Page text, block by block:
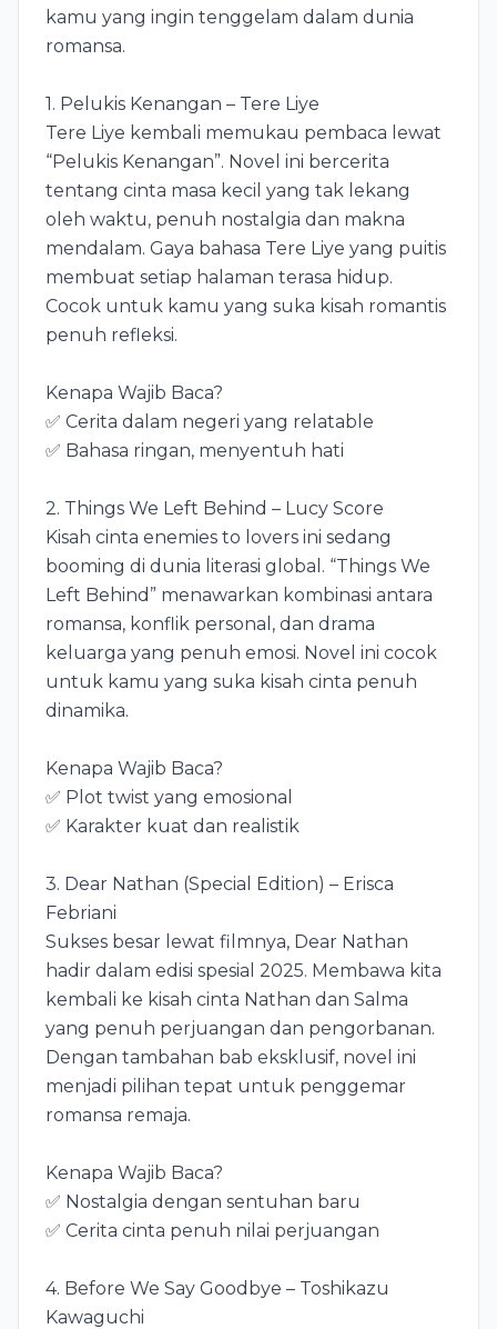
kamu yang ingin tenggelam dalam dunia
romansa.
1. Pelukis Kenangan – Tere Liye
Tere Liye kembali memukau pembaca lewat
“Pelukis Kenangan”. Novel ini bercerita
tentang cinta masa kecil yang tak lekang
oleh waktu, penuh nostalgia dan makna
mendalam. Gaya bahasa Tere Liye yang puitis
membuat setiap halaman terasa hidup.
Cocok untuk kamu yang suka kisah romantis
penuh refleksi.
Kenapa Wajib Baca?
✅ Cerita dalam negeri yang relatable
✅ Bahasa ringan, menyentuh hati
2. Things We Left Behind – Lucy Score
Kisah cinta enemies to lovers ini sedang
booming di dunia literasi global. “Things We
Left Behind” menawarkan kombinasi antara
romansa, konflik personal, dan drama
keluarga yang penuh emosi. Novel ini cocok
untuk kamu yang suka kisah cinta penuh
dinamika.
Kenapa Wajib Baca?
✅ Plot twist yang emosional
✅ Karakter kuat dan realistik
3. Dear Nathan (Special Edition) – Erisca
Febriani
Sukses besar lewat filmnya, Dear Nathan
hadir dalam edisi spesial 2025. Membawa kita
kembali ke kisah cinta Nathan dan Salma
yang penuh perjuangan dan pengorbanan.
Dengan tambahan bab eksklusif, novel ini
menjadi pilihan tepat untuk penggemar
romansa remaja.
Kenapa Wajib Baca?
✅ Nostalgia dengan sentuhan baru
✅ Cerita cinta penuh nilai perjuangan
4. Before We Say Goodbye – Toshikazu
Kawaguchi